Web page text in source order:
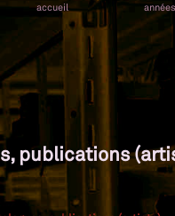
accueil années
publications